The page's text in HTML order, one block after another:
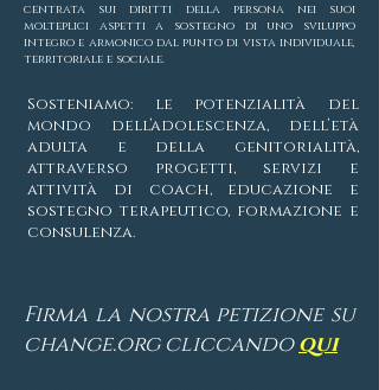
centrata sui diritti della persona nei suoi
molteplici aspetti a sostegno di uno sviluppo
integro e armonico dal punto di vista individuale,
territoriale e sociale.
​Sosteniamo: le potenzialità del
mondo dell’adolescenza, dell’età
adulta e della genitorialità,
attraverso progetti, servizi e
attività di coach, educazione e
sostegno terapeutico, formazione e
consulenza.
Firma la nostra petizione su
change.org cliccandoqui